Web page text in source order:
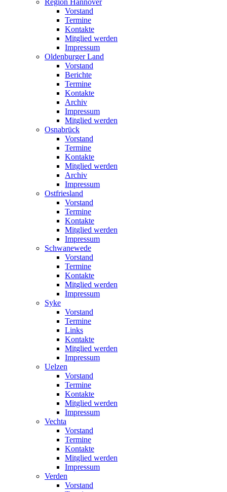
Region Hannover
Vorstand
Termine
Kontakte
Mitglied werden
Impressum
Oldenburger Land
Vorstand
Berichte
Termine
Kontakte
Archiv
Impressum
Mitglied werden
Osnabrück
Vorstand
Termine
Kontakte
Mitglied werden
Archiv
Impressum
Ostfriesland
Vorstand
Termine
Kontakte
Mitglied werden
Impressum
Schwanewede
Vorstand
Termine
Kontakte
Mitglied werden
Impressum
Syke
Vorstand
Termine
Links
Kontakte
Mitglied werden
Impressum
Uelzen
Vorstand
Termine
Kontakte
Mitglied werden
Impressum
Vechta
Vorstand
Termine
Kontakte
Mitglied werden
Impressum
Verden
Vorstand